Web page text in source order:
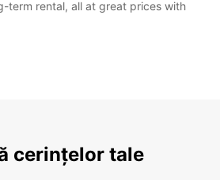
term rental, all at great prices with
cerințelor tale